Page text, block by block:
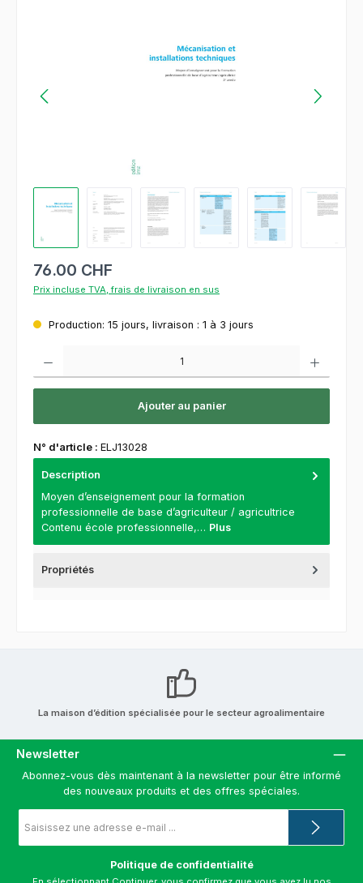
76.00 CHF
Prix incluse TVA, frais de livraison en sus
Production: 15 jours, livraison : 1 à 3 jours
Ajouter au panier
N° d'article : ELJ13028
Description
Moyen d’enseignement pour la formation
professionnelle de base d’agriculteur / agricultrice
Contenu école professionnelle,… Plus
Propriétés
La maison d’édition spécialisée pour le secteur agroalimentaire
Newsletter
Abonnez-vous dès maintenant à la newsletter pour être informé
des nouveaux produits et des offres spéciales.
e-
*
Politique de confidentialité